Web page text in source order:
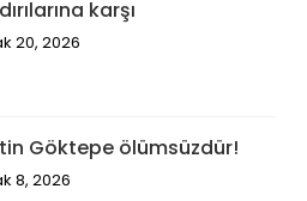
karşı
20, 2026
Göktepe ölümsüzdür!
8, 2026